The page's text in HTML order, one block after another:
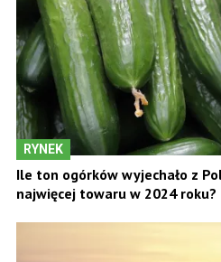
RYNEK
Ile ton ogórków wyjechało z
najwięcej towaru w 2024 roku?